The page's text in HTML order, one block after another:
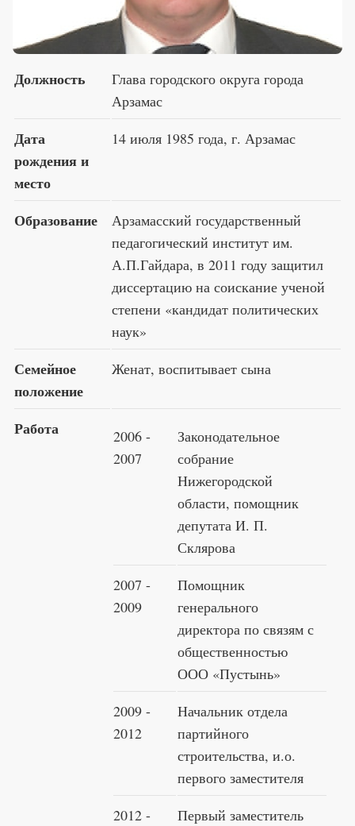
Эксперты
Должность
Глава городского округа города
Арзамас
Дата
рождения и
место
14 июля 1985 года, г. Арзамас
Образование
Арзамасский государственный
педагогический институт им.
А.П.Гайдара, в 2011 году защитил
диссертацию на соискание ученой
степени «кандидат политических
наук»
Семейное
положение
Женат, воспитывает сына
Работа
2006 -
2007
Законодательное
собрание
Нижегородской
области, помощник
депутата И. П.
Склярова
2007 -
2009
Помощник
генерального
директора по связям с
общественностью
ООО «Пустынь»
2009 -
2012
Начальник отдела
партийного
строительства, и.о.
первого заместителя
2012 -
Первый заместитель